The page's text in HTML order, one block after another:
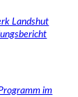
Landshut
im